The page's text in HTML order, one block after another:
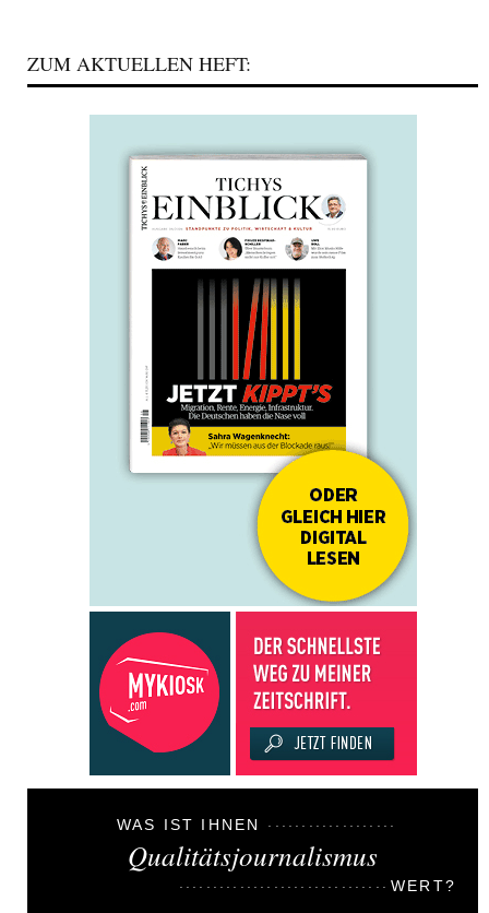
ZUM AKTUELLEN HEFT:
WAS IST IHNEN
Qualitätsjournalismus
WERT?